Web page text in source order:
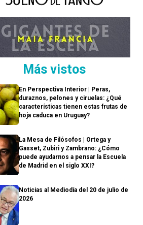
Más vistos
En Perspectiva Interior | Peras,
duraznos, pelones y ciruelas: ¿Qué
características tienen estas frutas de
hoja caduca en Uruguay?
La Mesa de Filósofos | Ortega y
Gasset, Zubiri y Zambrano: ¿Cómo
puede ayudarnos a pensar la Escuela
de Madrid en el siglo XXI?
Noticias al Mediodía del 20 de julio de
2026